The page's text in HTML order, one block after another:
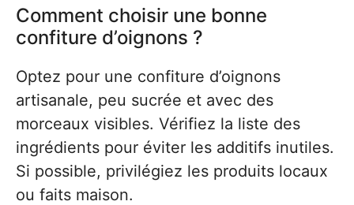
Comment choisir une bonne
confiture d’oignons ?
Optez pour une confiture d’oignons
artisanale, peu sucrée et avec des
morceaux visibles. Vérifiez la liste des
ingrédients pour éviter les additifs inutiles.
Si possible, privilégiez les produits locaux
ou faits maison.